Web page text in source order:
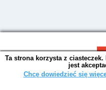
SOWA OPAC
Ta strona korzysta z
jest
Chcę dowiedzieć się